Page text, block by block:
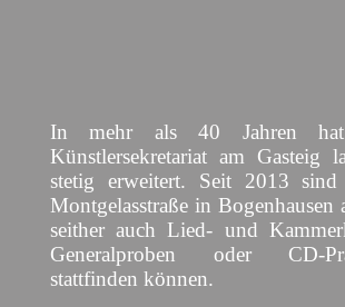
In mehr als 40 Jahren
Künstlersekretariat am Gasteig
stetig erweitert. Seit 2013
Montgelasstraße in Bogenhausen
seither auch Lied- und
Generalproben oder CD-
stattfinden können.